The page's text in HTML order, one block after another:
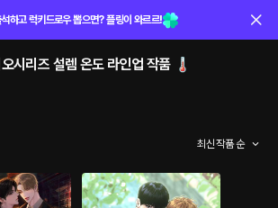
하고 럭키드로우 뽑으면? 플링이 와르르!
시리즈 설렘 온도 라인업 작품 🌡️
최신 작품 순